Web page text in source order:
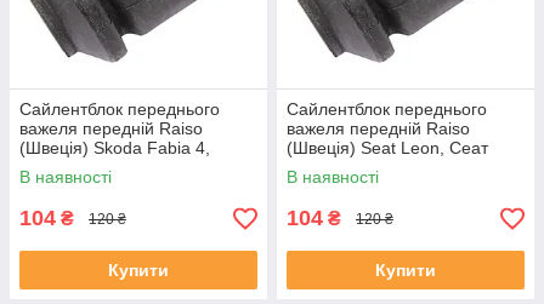
Сайлентблок переднього
важеля передній Raiso
(Швеція) Skoda Fabia 4,
Шкода Фабія 4 21- #RL-
1J0182V UAJJVOC4
В наявності
104 ₴ 120 ₴
Купити
Сайлентблок переднього
важеля передній Raiso
(Швеція) Seat Leon, Сеат
Леон 99-06 #RL-1J0182V
UAYSBXG4
В наявності
104 ₴ 120 ₴
Купити